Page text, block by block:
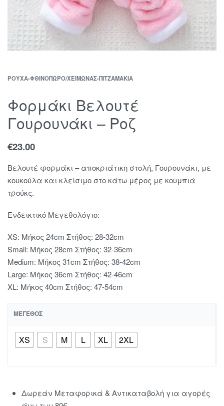
ΡΟΎΧΑ›ΦΘΙΝΌΠΩΡΟ/ΧΕΙΜΏΝΑΣ›ΠΙΤΖΑΜΆΚΙΑ
Φορμάκι Βελουτέ
Γουρουνάκι – Ροζ
€23.00
Βελουτέ φορμάκι – αποκριάτικη στολή, Γουρουνάκι, με
κουκούλα και κλείσιμο στο κάτω μέρος με κουμπιά
τρούκς.
Ενδεικτικό Μεγεθολόγιο:
XS: Mήκος 24cm Στήθος: 28-32cm
Small: Μήκος 28cm Στήθος: 32-36cm
Medium: Μήκος 31cm Στήθος: 38-42cm
Large: Μήκος 36cm Στήθος: 42-46cm
XL: Μήκος 40cm Στήθος: 47-54cm
ΜΈΓΕΘΟΣ
XS S Μ L XL 2XL
Δωρεάν Μεταφορικά & Αντικαταβολή για αγορές